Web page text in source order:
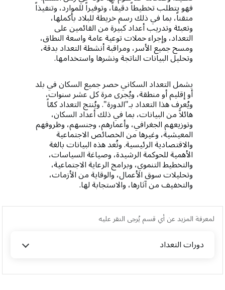
فهو يتطلب تخطيطاً دقيقاً، وتوفيراً للموارد، وتنفيذاً
متقناً، بما في ذلك رسم خريطة للبلاد بأكملها،
وتعبئة وتدريب أعداد كبيرة من القائمين على
التعداد، وإجراء حملات توعية عامة واسعة النطاق،
ومسح جميع الأسر، ومراقبة أنشطة التعداد بدقة،
وتحليل البيانات الناتجة ونشرها واستخدامها.
يشمل التعداد السكاني حصر جميع السكان في بلد
أو إقليم أو منطقة، ويُجرى مرة كل عشر سنوات،
ويُعرف هذا التعداد بـ"الدورة". ويُنتج التعداد كمّاً
هائلاً من البيانات، بما في ذلك أعداد السكان،
وتوزيعهم الجغرافي، وأعمارهم، وجنسهم، وظروفهم
المعيشية، وغيرها من الخصائص الاجتماعية
والاقتصادية الرئيسية. وتُعد هذه البيانات بالغة
الأهمية للحوكمة الرشيدة، وصياغة السياسات،
والتخطيط التنموي، وبرامج الرعاية الاجتماعية،
وتحليلات سوق الأعمال، والوقاية من الأزمات،
والتخفيف من آثارها، والاستجابة لها.
لمعرفة المزيد عن أي قسم يُرجى النقر عليه
دورات التعداد